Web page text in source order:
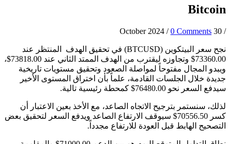
30
/0 Comments
نجح سعر البيتكوين (BTCUSD) في تحقيق الهدف المنتظر عند
73360.00$ وتجاوزه ليقترب من الهدف الممتد الثاني عند 73818.00$،
المجال مفتوحاً لمواصلة الصعود وتحقيق مستويات تاريخية
خلال الجلسات القادمة، علماً بأن اختراق المستوى الأخير
نحو 76480.00$ كمحطة رئيسية تالية.
سنستمر بترجيح الاتجاه الصاعد، مع الأخذ بعين الاعتبار أن
كسر 70556.50$ سيوقف الارتفاع الصاعد ويدفع السعر لتحقيق بعض
الهابط قبل العودة للارتفاع مجدداً.